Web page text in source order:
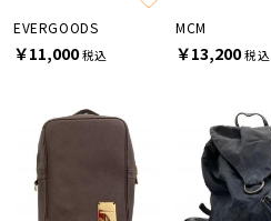
EVERGOODS
￥11,000税込
MCM
￥13,200税込